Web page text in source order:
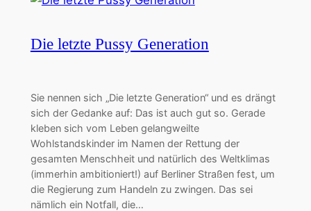
Die letzte Pussy Generation
Sie nennen sich „Die letzte Generation“ und es drängt
sich der Gedanke auf: Das ist auch gut so. Gerade
kleben sich vom Leben gelangweilte
Wohlstandskinder im Namen der Rettung der
gesamten Menschheit und natürlich des Weltklimas
(immerhin ambitioniert!) auf Berliner Straßen fest, um
die Regierung zum Handeln zu zwingen. Das sei
nämlich ein Notfall, die…